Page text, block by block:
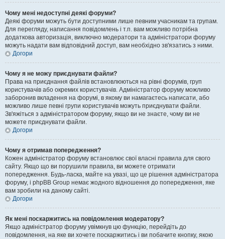
Чому мені недоступні деякі форуми?
Деякі форуми можуть бути доступними лише певним учасникам та групам.
Для перегляду, написання повідомлень і т.п. вам можливо потрібна
додаткова авторизація, виключно модератори та адміністратори форуму
можуть надати вам відповідний доступ, вам необхідно зв'язатись з ними.
Догори
Чому я не можу приєднувати файли?
Права на приєднання файлів встановлюються на рівні форумів, груп
користувачів або окремих користувачів. Адміністратор форуму можливо
заборонив вкладення на форумі, в якому ви намагаєтесь написати, або
можливо лише певні групи користувачів можуть приєднувати файли.
Зв'яжіться з адміністратором форуму, якщо ви не знаєте, чому ви не
можете приєднувати файли.
Догори
Чому я отримав попередження?
Кожен адміністратор форуму встановлює свої власні правила для свого
сайту. Якщо що ви порушили правила, ви можете отримати
попередження. Будь-ласка, майте на увазі, що це рішення адміністратора
форуму, і phpBB Group немає жодного відношення до попередження, яке
вам зробили на даному сайті.
Догори
Як мені поскаржитись на повідомлення модератору?
Якщо адміністратор форуму увімкнув цю функцію, перейдіть до
повідомлення, на яке ви хочете поскаржитись і ви побачите кнопку, якою